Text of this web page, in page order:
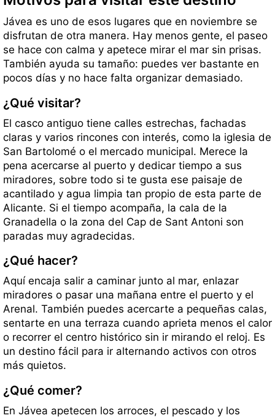
Jávea es uno de esos lugares que en noviembre se
disfrutan de otra manera. Hay menos gente, el paseo
se hace con calma y apetece mirar el mar sin prisas.
También ayuda su tamaño: puedes ver bastante en
pocos días y no hace falta organizar demasiado.
¿Qué visitar?
El casco antiguo tiene calles estrechas, fachadas
claras y varios rincones con interés, como la iglesia de
San Bartolomé o el mercado municipal. Merece la
pena acercarse al puerto y dedicar tiempo a sus
miradores, sobre todo si te gusta ese paisaje de
acantilado y agua limpia tan propio de esta parte de
Alicante. Si el tiempo acompaña, la cala de la
Granadella o la zona del Cap de Sant Antoni son
paradas muy agradecidas.
¿Qué hacer?
Aquí encaja salir a caminar junto al mar, enlazar
miradores o pasar una mañana entre el puerto y el
Arenal. También puedes acercarte a pequeñas calas,
sentarte en una terraza cuando aprieta menos el calor
o recorrer el centro histórico sin ir mirando el reloj. Es
un destino fácil para ir alternando activos con otros
más quietos.
¿Qué comer?
En Jávea apetecen los arroces, el pescado y los